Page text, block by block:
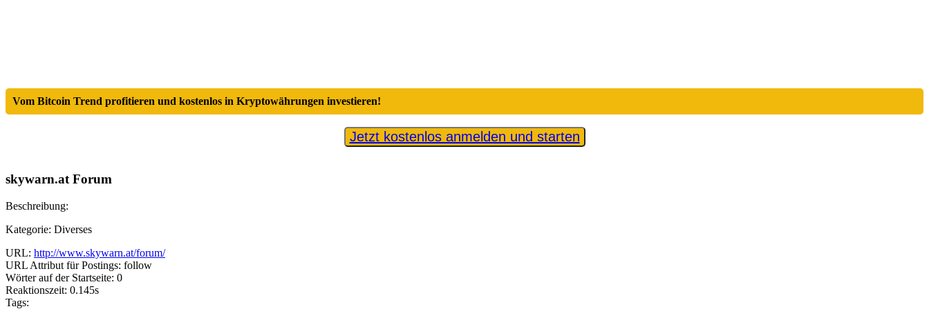
Vom Bitcoin Trend profitieren und kostenlos in Kryptowährungen investieren!
Jetzt kostenlos anmelden und starten
skywarn.at Forum
Beschreibung:
Kategorie: Diverses
URL: http://www.skywarn.at/forum/
URL Attribut für Postings: follow
Wörter auf der Startseite: 0
Reaktionszeit: 0.145s
Tags: